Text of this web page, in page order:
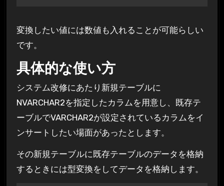
変換したい値には数値も入れることが可能らしい
です。
具体的な使い方
システム改修にあたり新規テーブルに
NVARCHAR2を指定したカラムを用意し、既存テ
ーブルでVARCHAR2が設定されているカラムをイ
ンサートしたい場面があったとします。
その新規テーブルに既存テーブルのデータを格納
するときには型変換をしてデータを格納します。